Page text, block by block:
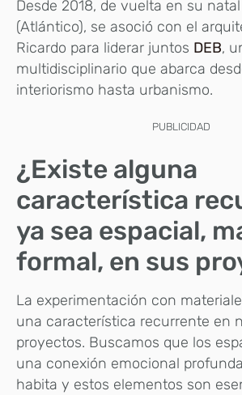
Desde 2018, de vuelta en su natal
(Atlántico), se asoció con el
Ricardo para liderar juntos DEB,
multidisciplinario que abarca
interiorismo hasta urbanismo.
PUBLICIDAD
¿Existe alguna
característica
ya sea espacial,
formal, en sus
La experimentación con
una característica recurrente en
proyectos. Buscamos que los
una conexión emocional
habita y estos elementos son